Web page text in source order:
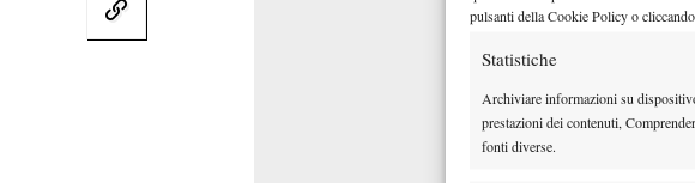
pulsanti della Cookie Policy o
Statistiche
Archiviare informazioni su
prestazioni dei contenuti,
fonti diverse.